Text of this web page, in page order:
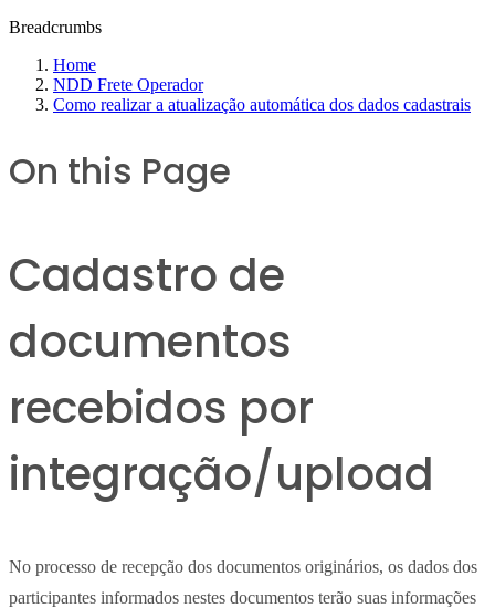
Breadcrumbs
Home
NDD Frete Operador
Como realizar a atualização automática dos dados cadastrais
On this Page
Cadastro de
documentos
recebidos por
integração/upload
No processo de recepção dos documentos originários, os dados dos
participantes informados nestes documentos terão suas informações